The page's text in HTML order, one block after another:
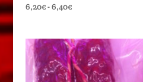
6,20€-6,40€Rango
desde
6,20€
hasta